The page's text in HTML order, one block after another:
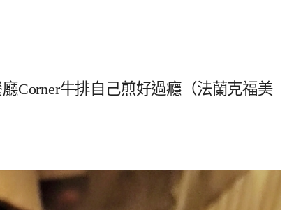
Corner牛排自己煎好過癮（法蘭克福美